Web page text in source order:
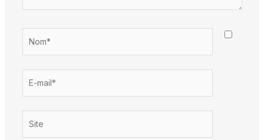
mail*